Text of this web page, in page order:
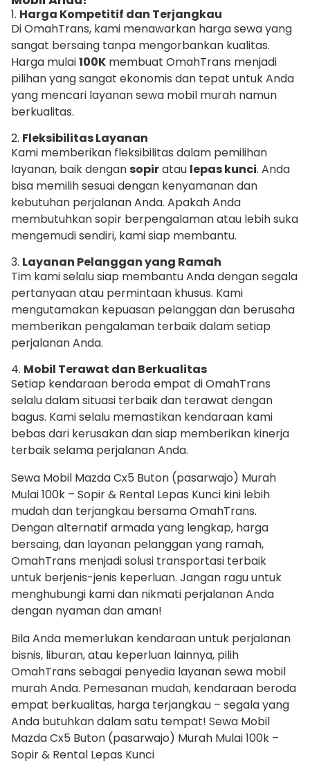
1. Harga Kompetitif dan Terjangkau
Di OmahTrans, kami menawarkan harga sewa yang
sangat bersaing tanpa mengorbankan kualitas.
Harga mulai100K membuat OmahTrans menjadi
pilihan yang sangat ekonomis dan tepat untuk Anda
yang mencari layanan sewa mobil murah namun
berkualitas.
2. Fleksibilitas Layanan
Kami memberikan fleksibilitas dalam pemilihan
layanan, baik dengansopiratau lepas kunci. Anda
bisa memilih sesuai dengan kenyamanan dan
kebutuhan perjalanan Anda. Apakah Anda
membutuhkan sopir berpengalaman atau lebih suka
mengemudi sendiri, kami siap membantu.
3. Layanan Pelanggan yang Ramah
Tim kami selalu siap membantu Anda dengan segala
pertanyaan atau permintaan khusus. Kami
mengutamakan kepuasan pelanggan dan berusaha
memberikan pengalaman terbaik dalam setiap
perjalanan Anda.
4. Mobil Terawat dan Berkualitas
Setiap kendaraan beroda empat di OmahTrans
selalu dalam situasi terbaik dan terawat dengan
bagus. Kami selalu memastikan kendaraan kami
bebas dari kerusakan dan siap memberikan kinerja
terbaik selama perjalanan Anda.
Sewa Mobil Mazda Cx5 Buton (pasarwajo) Murah
Mulai 100k – Sopir & Rental Lepas Kunci kini lebih
mudah dan terjangkau bersama OmahTrans.
Dengan alternatif armada yang lengkap, harga
bersaing, dan layanan pelanggan yang ramah,
OmahTrans menjadi solusi transportasi terbaik
untuk berjenis-jenis keperluan. Jangan ragu untuk
menghubungi kami dan nikmati perjalanan Anda
dengan nyaman dan aman!
Bila Anda memerlukan kendaraan untuk perjalanan
bisnis, liburan, atau keperluan lainnya, pilih
OmahTrans sebagai penyedia layanan sewa mobil
murah Anda. Pemesanan mudah, kendaraan beroda
empat berkualitas, harga terjangkau – segala yang
Anda butuhkan dalam satu tempat! Sewa Mobil
Mazda Cx5 Buton (pasarwajo) Murah Mulai 100k –
Sopir & Rental Lepas Kunci